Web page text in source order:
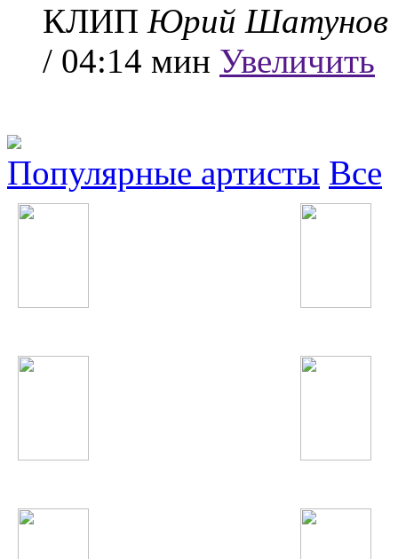
КЛИП Юрий Шатунов
/ 04:14 мин Увеличить
Популярные артисты Все